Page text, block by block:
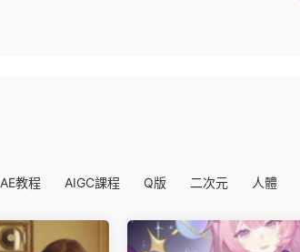
AE教程 AIGC課程 Q版 二次元 人體